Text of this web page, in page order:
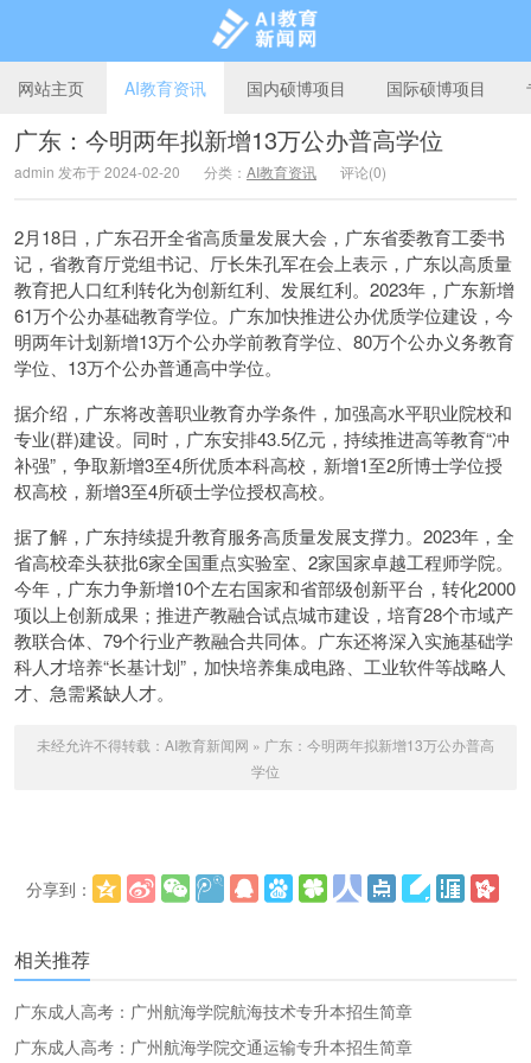
AI教育新闻网
网站主页 AI教育资讯 国内硕博项目 国际硕博项目
广东：今明两年拟新增13万公办普高学位
admin 发布于 2024-02-20 分类： AI教育资讯 评论(0)
2月18日，广东召开全省高质量发展大会，广东省委教育工委书
记，省教育厅党组书记、厅长朱孔军在会上表示，广东以高质量
教育把人口红利转化为创新红利、发展红利。2023年，广东新增
61万个公办基础教育学位。广东加快推进公办优质学位建设，今
明两年计划新增13万个公办学前教育学位、80万个公办义务教育
学位、13万个公办普通高中学位。
据介绍，广东将改善职业教育办学条件，加强高水平职业院校和
专业(群)建设。同时，广东安排43.5亿元，持续推进高等教育“冲
补强”，争取新增3至4所优质本科高校，新增1至2所博士学位授
权高校，新增3至4所硕士学位授权高校。
据了解，广东持续提升教育服务高质量发展支撑力。2023年，全
省高校牵头获批6家全国重点实验室、2家国家卓越工程师学院。
今年，广东力争新增10个左右国家和省部级创新平台，转化2000
项以上创新成果；推进产教融合试点城市建设，培育28个市域产
教联合体、79个行业产教融合共同体。广东还将深入实施基础学
科人才培养“长基计划”，加快培养集成电路、工业软件等战略人
才、急需紧缺人才。
未经允许不得转载： AI教育新闻网 » 广东：今明两年拟新增13万公办普高
学位
分享到：
相关推荐
广东成人高考：广州航海学院航海技术专升本招生简章
广东成人高考：广州航海学院交通运输专升本招生简章